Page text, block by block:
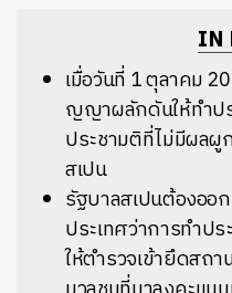
IN
เมื่อวันที่ 1 ตุลาคม
ญญาผลักดันให้ทำป
ประชามติที่ไม่มีผล
สเปน
รัฐบาลสเปนต้องอ
ประเทศว่าการทำป
ให้ตำรวจเข้ายึดสถ